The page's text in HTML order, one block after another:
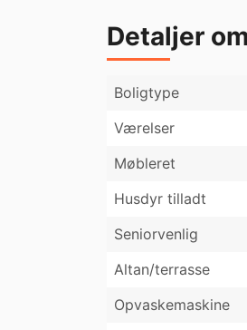
Der er mulighed
Detaljer
Boligtype
Værelser
Møbleret
Husdyr tilladt
Seniorvenlig
Altan/terrasse
Opvaskemaskine